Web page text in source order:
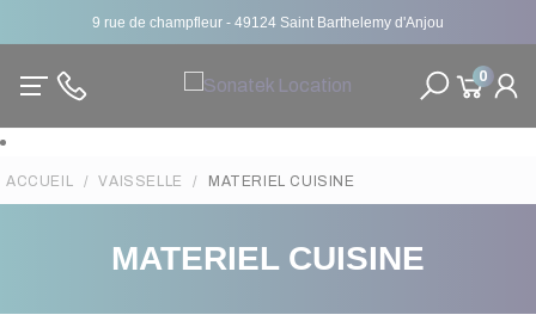
9 rue de champfleur - 49124 Saint Barthelemy d'Anjou
0
ACCUEIL VAISSELLE MATERIEL CUISINE
MATERIEL CUISINE